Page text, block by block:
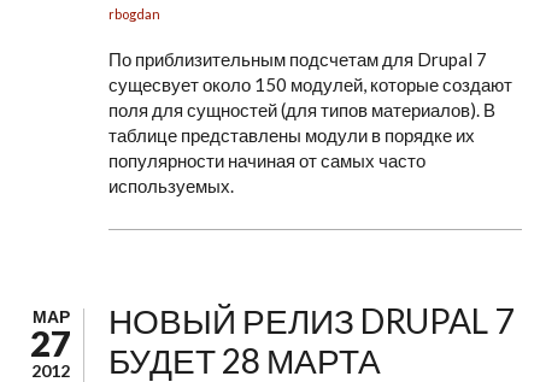
rbogdan
По приблизительным подсчетам для Drupal 7
сущесвует около 150 модулей, которые создают
поля для сущностей (для типов материалов). В
таблице представлены модули в порядке их
популярности начиная от самых часто
используемых.
МАР
27
2012
НОВЫЙ РЕЛИЗ DRUPAL 7
БУДЕТ 28 МАРТА